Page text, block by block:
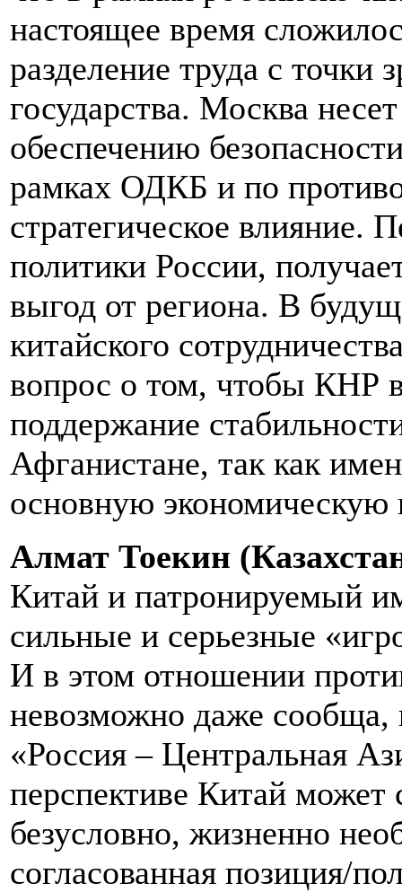
настоящее время
разделение труда с точки
государства. Москва
обеспечению
рамках ОДКБ и по
стратегическое влияние.
политики России,
выгод от региона. В
китайского
вопрос о том, чтобы КНР
поддержание
Афганистане, так как
основную экономическую
Алмат Тоекин
Китай и патронируемый
сильные и серьезные
И в этом отношении
невозможно даже
«Россия – Центральная
перспективе Китай
безусловно, жизненно
согласованная позиция/